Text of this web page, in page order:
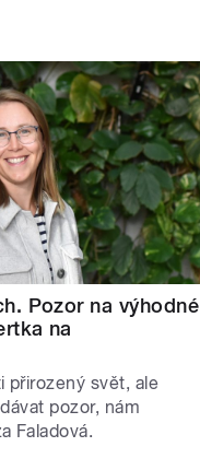
Pozor na výhodné
na
přirozený svět, ale
pozor, nám
Faladová.